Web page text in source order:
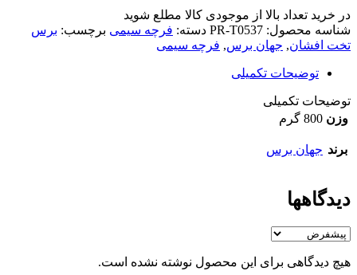
در خرید تعداد بالا از موجودی کالا مطلع شوید
شناسه محصول: PR-T0537 دسته: فرچه سیمی برچسب: برس
تخت افشان, جهان برس, فرچه سیمی
توضیحات تکمیلی
توضیحات تکمیلی
وزن 800 گرم
برند جهان برس
دیدگاهها
هیچ دیدگاهی برای این محصول نوشته نشده است.